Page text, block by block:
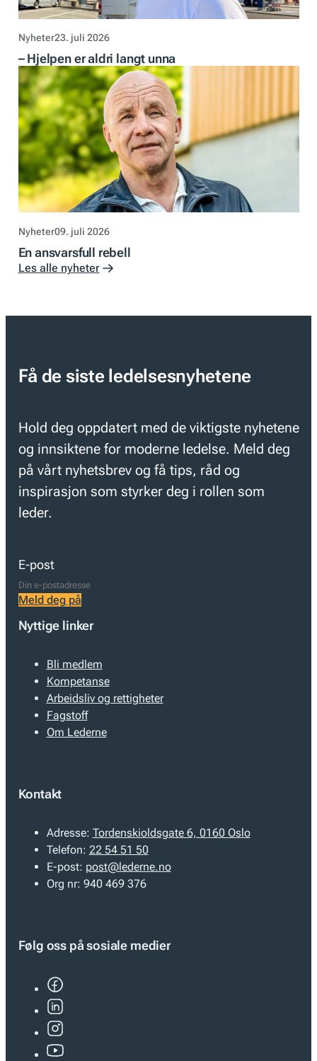
Nyheter23. juli 2026
– Hjelpen er aldri langt unna
Nyheter09. juli 2026
En ansvarsfull rebell
Les alle nyheter
Få de siste ledelsesnyhetene
Hold deg oppdatert med de viktigste nyhetene
og innsiktene for moderne ledelse. Meld deg
på vårt nyhetsbrev og få tips, råd og
inspirasjon som styrker deg i rollen som
leder.
E-post
Meld deg på
Nyttige linker
Bli medlem
Kompetanse
Arbeidsliv og rettigheter
Fagstoff
Om Lederne
Kontakt
Adresse: Tordenskioldsgate 6, 0160 Oslo
Telefon: 22 54 51 50
E-post: post@lederne.no
Org nr: 940 469 376
Følg oss på sosiale medier